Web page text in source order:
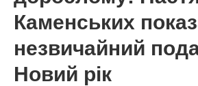
Каменських
незвичайний
Новий рік